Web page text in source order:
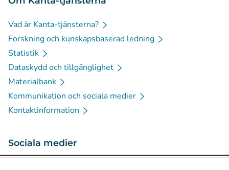
Vad är Kanta-tjänsterna?
Forskning och kunskapsbaserad ledning
Statistik
Dataskydd och tillgänglighet
Materialbank
Kommunikation och sociala medier
Kontaktinformation
Sociala medier